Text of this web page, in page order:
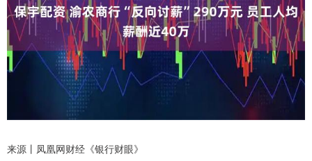
来源丨凤凰网财经《银行财眼》